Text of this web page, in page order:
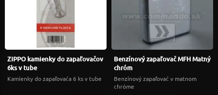
ZIPPO kamienky do zapaľovačov
6ks v tube
Kamienky do zapaľovača 6 ks v tube
Benzínový zapaľovač MFH Matný
chróm
Benzínový zapaľovač v matnom
chróme